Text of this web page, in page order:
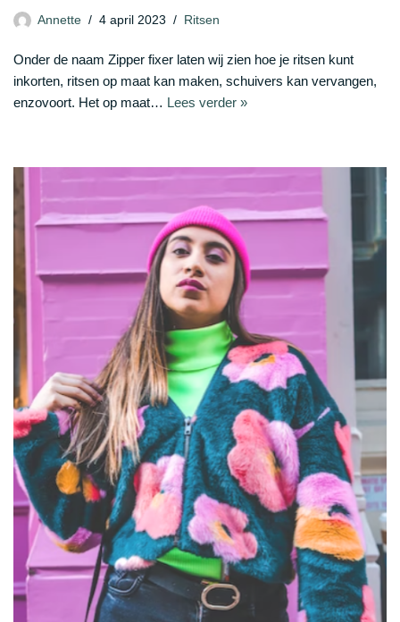
Annette 4 april 2023 Ritsen
Onder de naam Zipper fixer laten wij zien hoe je ritsen kunt
inkorten, ritsen op maat kan maken, schuivers kan vervangen,
enzovoort. Het op maat… Lees verder »